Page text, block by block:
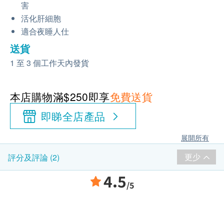
害
活化肝細胞
適合夜睡人仕
送貨
1 至 3 個工作天內發貨
本店購物滿$250即享免費送貨
即睇全店產品
展開所有
評分及評論 (2) 更少
4.5/5